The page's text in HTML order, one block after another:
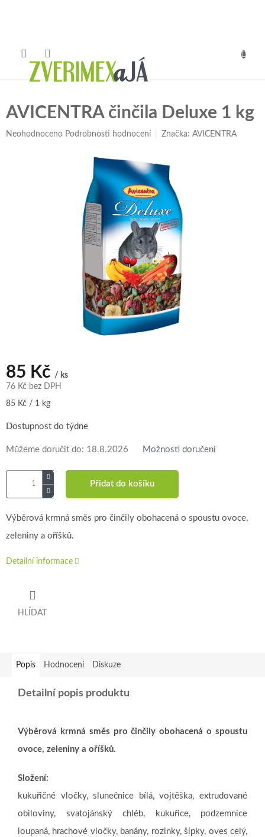
AVICENTRA činčila Deluxe 1 kg
Průměrné
Neohodnoceno Podrobnosti hodnocení Značka:AVICENTRA
85 Kč / ks
76 Kč bez DPH
Měrná
85 Kč / 1 kg
Dostupnost do týdne
Můžeme doručit do: 18.8.2026 Možnosti doručení
Přidat do košíku
Výběrová krmná směs pro činčily obohacená o spoustu ovoce,
zeleniny a oříšků.
Detailní informace
HLÍDAT
Popis Hodnocení Diskuze
Detailní popis produktu
Výběrová krmná směs pro činčily obohacená o spoustu
ovoce, zeleniny a oříšků.
Složení:
kukuřičné vločky, slunečnice bílá, vojtěška, extrudované
obiloviny, svatojánský chléb, kukuřice, podzemnice
loupaná, hrachové vločky, banány, rozinky, šípky, oves celý,